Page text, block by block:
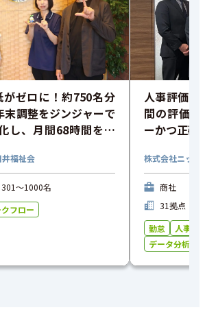
ゼロに！約750名分
末調整をジンジャーで
し、月間68時間を削
福祉会
301〜1000名
フロー
人事評価ペ
間の評価
ーかつ正確
株式会社ニップ
商社
31拠点
勤怠
人事
データ分析